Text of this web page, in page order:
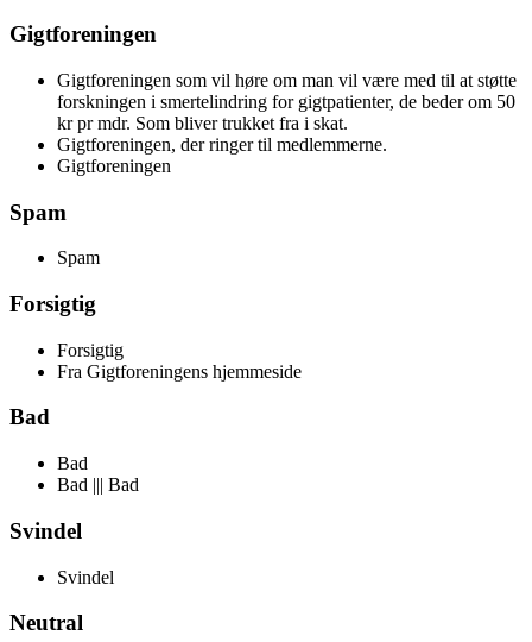
Gigtforeningen
Gigtforeningen som vil høre om man vil være med til at støtte
forskningen i smertelindring for gigtpatienter, de beder om 50
kr pr mdr. Som bliver trukket fra i skat.
Gigtforeningen, der ringer til medlemmerne.
Gigtforeningen
Spam
Spam
Forsigtig
Forsigtig
Fra Gigtforeningens hjemmeside
Bad
Bad
Bad ||| Bad
Svindel
Svindel
Neutral